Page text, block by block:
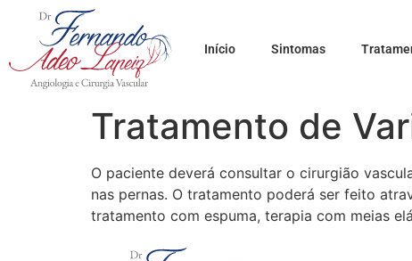
Início Sintomas
Tratamento de
O paciente deverá consultar o cirurgião
nas pernas. O tratamento poderá ser feito
tratamento com espuma, terapia com meias